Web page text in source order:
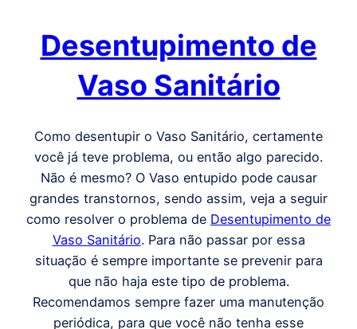
Desentupimento de
Vaso Sanitário
Como desentupir o Vaso Sanitário, certamente
você já teve problema, ou então algo parecido.
Não é mesmo? O Vaso entupido pode causar
grandes transtornos, sendo assim, veja a seguir
como resolver o problema de Desentupimento de
Vaso Sanitário. Para não passar por essa
situação é sempre importante se prevenir para
que não haja este tipo de problema.
Recomendamos sempre fazer uma manutenção
periódica, para que você não tenha esse